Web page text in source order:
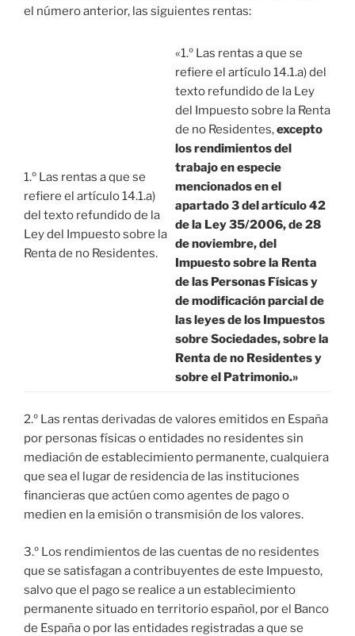
el número anterior, las siguientes rentas:
1.º Las rentas a que se
refiere el artículo 14.1.a)
del texto refundido de la
Ley del Impuesto sobre la
Renta de no Residentes.
«1.º Las rentas a que se
refiere el artículo 14.1.a) del
texto refundido de la Ley
del Impuesto sobre la Renta
de no Residentes,excepto
los rendimientos del
trabajo en especie
mencionados en el
apartado 3 del artículo 42
de la Ley 35/2006, de 28
de noviembre, del
Impuesto sobre la Renta
de las Personas Físicas y
de modificación parcial de
las leyes de los Impuestos
sobre Sociedades, sobre la
Renta de no Residentes y
sobre el Patrimonio.»
2.º Las rentas derivadas de valores emitidos en España
por personas físicas o entidades no residentes sin
mediación de establecimiento permanente, cualquiera
que sea el lugar de residencia de las instituciones
financieras que actúen como agentes de pago o
medien en la emisión o transmisión de los valores.
3.º Los rendimientos de las cuentas de no residentes
que se satisfagan a contribuyentes de este Impuesto,
salvo que el pago se realice a un establecimiento
permanente situado en territorio español, por el Banco
de España o por las entidades registradas a que se